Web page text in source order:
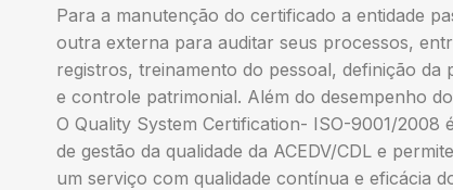
Para a manutenção do certificado a entidade
outra externa para auditar seus processos,
registros, treinamento do pessoal, definição
e controle patrimonial. Além do desempenho
O Quality System Certification- ISO-9001/
de gestão da qualidade da ACEDV/CDL e
um serviço com qualidade contínua e eficácia